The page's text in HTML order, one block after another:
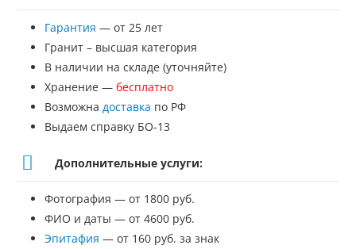
Памятник
№ЭП-92
Гарантия — от 25 лет
Гранит – высшая категория
В наличии на складе (уточняйте)
Хранение — бесплатно
Возможна доставка по РФ
Выдаем справку БО-13
Дополнительные услуги:
Фотография — от 1800 руб.
ФИО и даты — от 4600 руб.
Эпитафия — от 160 руб. за знак